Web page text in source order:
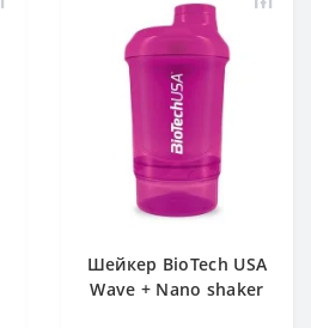
Шейкер BioTech USA
Wave + Nano shaker